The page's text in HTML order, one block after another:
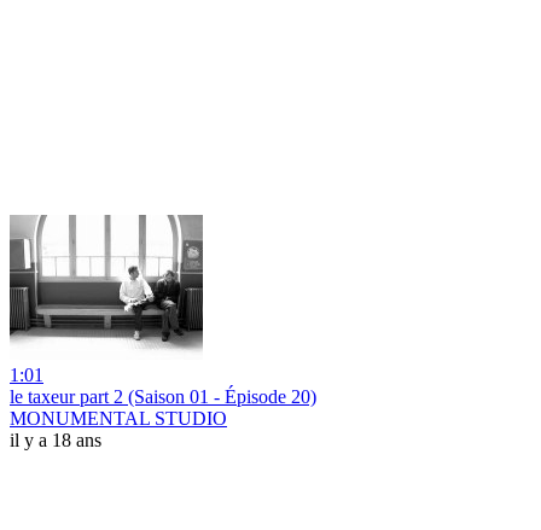
1:01
le taxeur part 2 (Saison 01 - Épisode 20)
MONUMENTAL STUDIO
il y a 18 ans